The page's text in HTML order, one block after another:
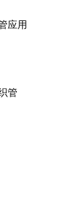
应用
管